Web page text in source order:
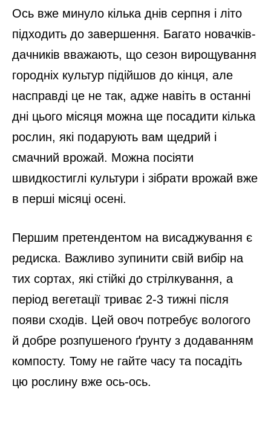
Ось вже минуло кілька днів серпня і літо
підходить до завершення. Багато новачків-
дачників вважають, що сезон вирощування
городніх культур підійшов до кінця, але
насправді це не так, адже навіть в останні
дні цього місяця можна ще посадити кілька
рослин, які подарують вам щедрий і
смачний врожай. Можна посіяти
швидкостиглі культури і зібрати врожай вже
в перші місяці осені.
Першим претендентом на висаджування є
редиска. Важливо зупинити свій вибір на
тих сортах, які стійкі до стрілкування, а
період вегетації триває 2-3 тижні після
появи сходів. Цей овоч потребує вологого
й добре розпушеного ґрунту з додаванням
компосту. Тому не гайте часу та посадіть
цю рослину вже ось-ось.